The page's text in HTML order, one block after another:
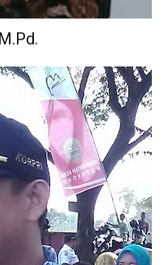
Kurikulum.